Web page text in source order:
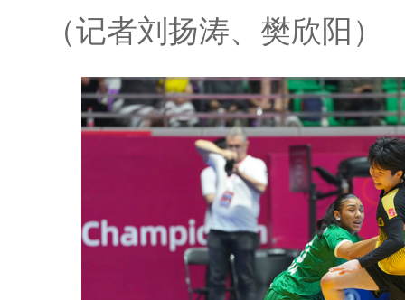
（记者刘扬涛、樊欣阳）